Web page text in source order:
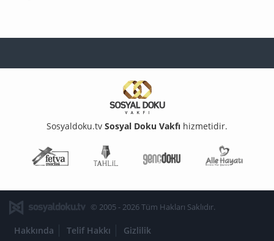
Sosyaldoku.tv Sosyal Doku Vakfı hizmetidir.
Fetva Meclisi
Genç Doku
© 2005 - 2026 Tüm Hakları Saklıdır.
Hakkında Telif Hakkı Gizlilik